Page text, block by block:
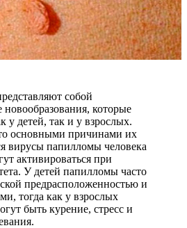
собой
новообразования, которые
у детей, так и у взрослых.
основными причинами их
вирусы папилломы человека
активироваться при
У детей папилломы часто
предрасположенностью и
тогда как у взрослых
быть курение, стресс и